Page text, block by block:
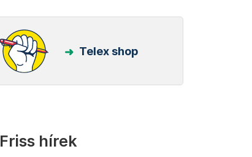
Telex shop
Friss hírek